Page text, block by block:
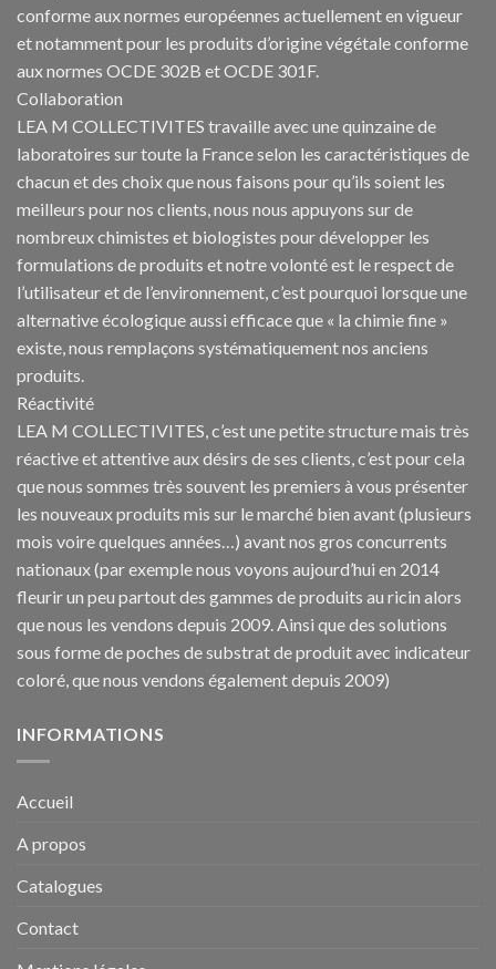
conforme aux normes européennes actuellement en vigueur
et notamment pour les produits d’origine végétale conforme
aux normes OCDE 302B et OCDE 301F.
Collaboration
LEA M COLLECTIVITES travaille avec une quinzaine de
laboratoires sur toute la France selon les caractéristiques de
chacun et des choix que nous faisons pour qu’ils soient les
meilleurs pour nos clients, nous nous appuyons sur de
nombreux chimistes et biologistes pour développer les
formulations de produits et notre volonté est le respect de
l’utilisateur et de l’environnement, c’est pourquoi lorsque une
alternative écologique aussi efficace que « la chimie fine »
existe, nous remplaçons systématiquement nos anciens
produits.
Réactivité
LEA M COLLECTIVITES, c’est une petite structure mais très
réactive et attentive aux désirs de ses clients, c’est pour cela
que nous sommes très souvent les premiers à vous présenter
les nouveaux produits mis sur le marché bien avant (plusieurs
mois voire quelques années…) avant nos gros concurrents
nationaux (par exemple nous voyons aujourd’hui en 2014
fleurir un peu partout des gammes de produits au ricin alors
que nous les vendons depuis 2009. Ainsi que des solutions
sous forme de poches de substrat de produit avec indicateur
coloré, que nous vendons également depuis 2009)
INFORMATIONS
Accueil
A propos
Catalogues
Contact